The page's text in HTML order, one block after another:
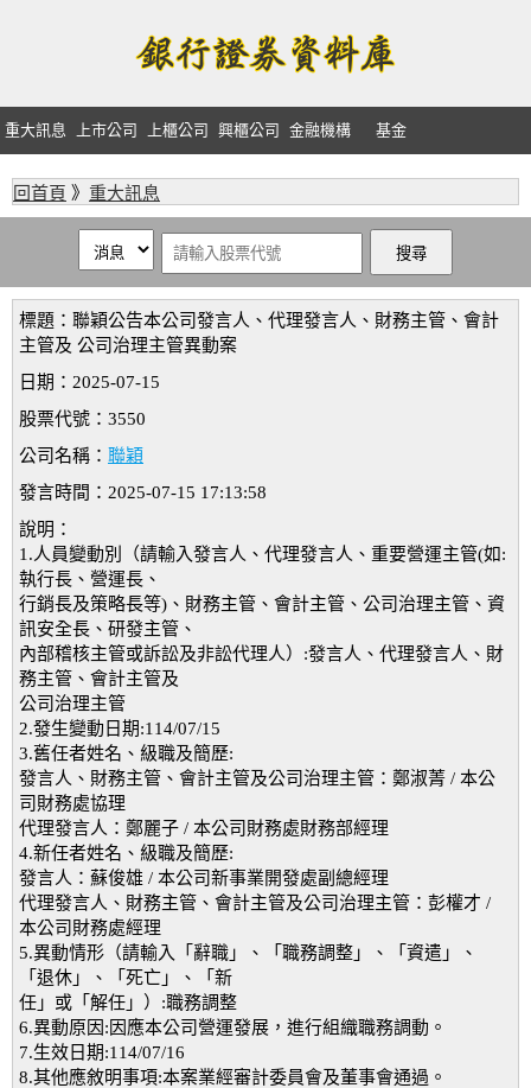
重大訊息 上市公司 上櫃公司 興櫃公司 金融機構 基金
回首頁 》 重大訊息
標題：聯穎公告本公司發言人、代理發言人、財務主管、會計
主管及 公司治理主管異動案
日期：2025-07-15
股票代號：3550
公司名稱： 聯穎
發言時間：2025-07-15 17:13:58
說明：
1.人員變動別（請輸入發言人、代理發言人、重要營運主管(如:
執行長、營運長、
行銷長及策略長等)、財務主管、會計主管、公司治理主管、資
訊安全長、研發主管、
內部稽核主管或訴訟及非訟代理人）:發言人、代理發言人、財
務主管、會計主管及
公司治理主管
2.發生變動日期:114/07/15
3.舊任者姓名、級職及簡歷:
發言人、財務主管、會計主管及公司治理主管：鄭淑菁 / 本公
司財務處協理
代理發言人：鄭麗子 / 本公司財務處財務部經理
4.新任者姓名、級職及簡歷:
發言人：蘇俊雄 / 本公司新事業開發處副總經理
代理發言人、財務主管、會計主管及公司治理主管：彭權才 /
本公司財務處經理
5.異動情形（請輸入「辭職」、「職務調整」、「資遣」、
「退休」、「死亡」、「新
任」或「解任」）:職務調整
6.異動原因:因應本公司營運發展，進行組織職務調動。
7.生效日期:114/07/16
8.其他應敘明事項:本案業經審計委員會及董事會通過。